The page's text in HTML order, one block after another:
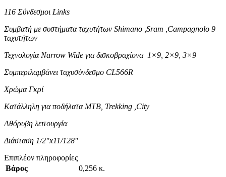
116 Σύνδεσμοι Links
Συμβατή με συστήματα ταχυτήτων Shimano ,Sram ,Campagnolo 9
ταχυτήτων
Τεχνολογία Narrow Wide για δισκοβραχίονα 1×9, 2×9, 3×9
Συμπεριλαμβάνει ταχυσύνδεσμο CL566R
Χρώμα Γκρί
Κατάλληλη για ποδήλατα MTB, Trekking ,City
Αθόρυβη λειτουργία
Διάσταση 1/2″x11/128″
Επιπλέον πληροφορίες
Βάρος
0,256 κ.